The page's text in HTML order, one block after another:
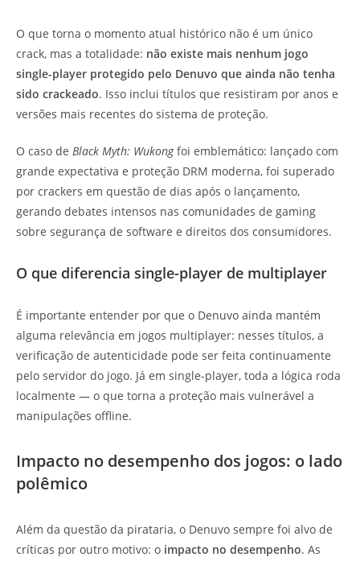
O que torna o momento atual histórico não é um único
crack, mas a totalidade: não existe mais nenhum jogo
single-player protegido pelo Denuvo que ainda não tenha
sido crackeado. Isso inclui títulos que resistiram por anos e
versões mais recentes do sistema de proteção.
O caso de Black Myth: Wukongfoi emblemático: lançado com
grande expectativa e proteção DRM moderna, foi superado
por crackers em questão de dias após o lançamento,
gerando debates intensos nas comunidades de gaming
sobre segurança de software e direitos dos consumidores.
O que diferencia single-player de multiplayer
É importante entender por que o Denuvo ainda mantém
alguma relevância em jogos multiplayer: nesses títulos, a
verificação de autenticidade pode ser feita continuamente
pelo servidor do jogo. Já em single-player, toda a lógica roda
localmente — o que torna a proteção mais vulnerável a
manipulações offline.
Impacto no desempenho dos jogos: o lado
polêmico
Além da questão da pirataria, o Denuvo sempre foi alvo de
críticas por outro motivo: o impacto no desempenho. As